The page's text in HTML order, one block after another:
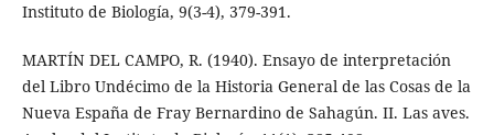
Instituto de Biología, 9(3-4), 379-391.
MARTÍN DEL CAMPO, R. (1940). Ensayo de interpretación
del Libro Undécimo de la Historia General de las Cosas de la
Nueva España de Fray Bernardino de Sahagún. II. Las aves.